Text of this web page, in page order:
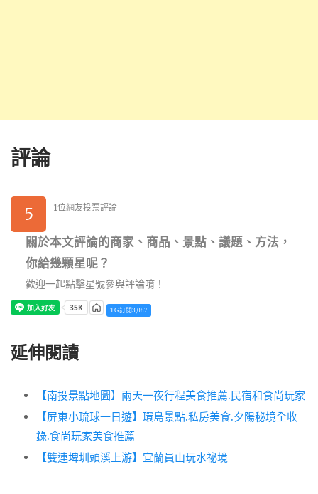
評論
5 1位網友投票評論
關於本文評論的商家、商品、景點、議題、方法，
你給幾顆星呢？
歡迎一起點擊星號參與評論唷！
TG訂閱3,087
延伸閱讀
【南投景點地圖】兩天一夜行程美食推薦.民宿和食尚玩家
【屏東小琉球一日遊】環島景點.私房美食.夕陽秘境全收
錄.食尚玩家美食推薦
【雙連埤圳頭溪上游】宜蘭員山玩水祕境